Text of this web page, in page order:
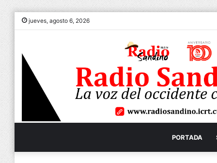
jueves, agosto 6, 2026
PORTADA